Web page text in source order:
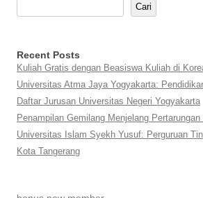
Cari
Recent Posts
Kuliah Gratis dengan Beasiswa Kuliah di
Universitas Atma Jaya Yogyakarta:
Daftar Jurusan Universitas Negeri Yogyakarta
Penampilan Gemilang Menjelang
Universitas Islam Syekh Yusuf: Perguruan
Kota Tangerang